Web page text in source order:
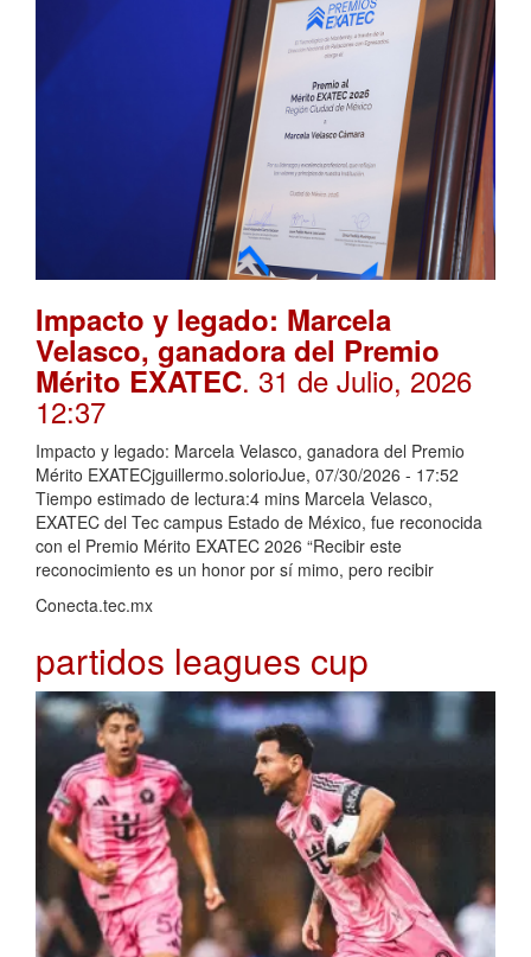
Impacto y legado: Marcela
Velasco, ganadora del Premio
Mérito EXATEC. 31 de Julio, 2026
12:37
Impacto y legado: Marcela Velasco, ganadora del Premio
Mérito EXATECjguillermo.solorioJue, 07/30/2026 - 17:52
Tiempo estimado de lectura:4 mins Marcela Velasco,
EXATEC del Tec campus Estado de México, fue reconocida
con el Premio Mérito EXATEC 2026 “Recibir este
reconocimiento es un honor por sí mimo, pero recibir
Conecta.tec.mx
partidos leagues cup